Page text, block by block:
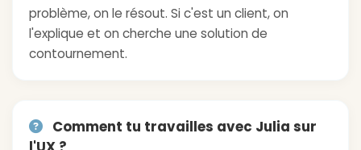
problème, on le résout. Si c'est un client, on
l'explique et on cherche une solution de
contournement.
Comment tu travailles avec Julia sur